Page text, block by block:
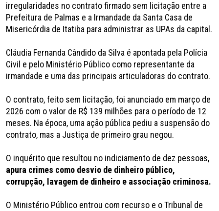
irregularidades no contrato firmado sem licitação entre a
Prefeitura de Palmas e a Irmandade da Santa Casa de
Misericórdia de Itatiba para administrar as UPAs da capital.
Cláudia Fernanda Cândido da Silva é apontada pela Polícia
Civil e pelo Ministério Público como representante da
irmandade e uma das principais articuladoras do contrato.
O contrato, feito sem licitação, foi anunciado em março de
2026 com o valor de R$ 139 milhões para o período de 12
meses. Na época, uma ação pública pediu a suspensão do
contrato, mas a Justiça de primeiro grau negou.
O inquérito que resultou no indiciamento de dez pessoas,
apura crimes como desvio de dinheiro público,
corrupção, lavagem de dinheiro e associação criminosa.
O Ministério Público entrou com recurso e o Tribunal de